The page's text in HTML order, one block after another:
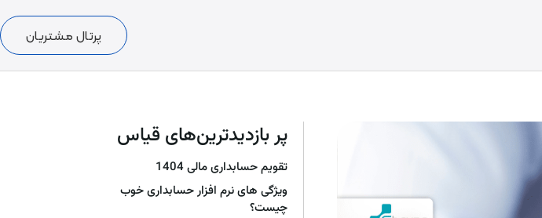
پرتال مشتریان
پر بازدیدترین‌های قیاس
تقویم حسابداری مالی 1404
ویژگی های نرم افزار حسابداری خوب
چیست؟